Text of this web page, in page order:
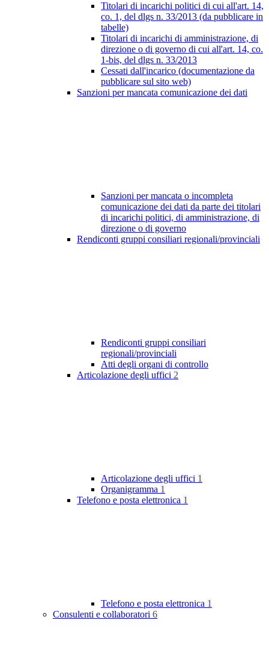
Titolari di incarichi politici di cui all'art. 14,
co. 1, del dlgs n. 33/2013 (da pubblicare in
tabelle)
Titolari di incarichi di amministrazione, di
direzione o di governo di cui all'art. 14, co.
1-bis, del dlgs n. 33/2013
Cessati dall'incarico (documentazione da
pubblicare sul sito web)
Sanzioni per mancata comunicazione dei dati
Sanzioni per mancata o incompleta
comunicazione dei dati da parte dei titolari
di incarichi politici, di amministrazione, di
direzione o di governo
Rendiconti gruppi consiliari regionali/provinciali
Rendiconti gruppi consiliari
regionali/provinciali
Atti degli organi di controllo
Articolazione degli uffici 2
Articolazione degli uffici 1
Organigramma 1
Telefono e posta elettronica 1
Telefono e posta elettronica 1
Consulenti e collaboratori 6